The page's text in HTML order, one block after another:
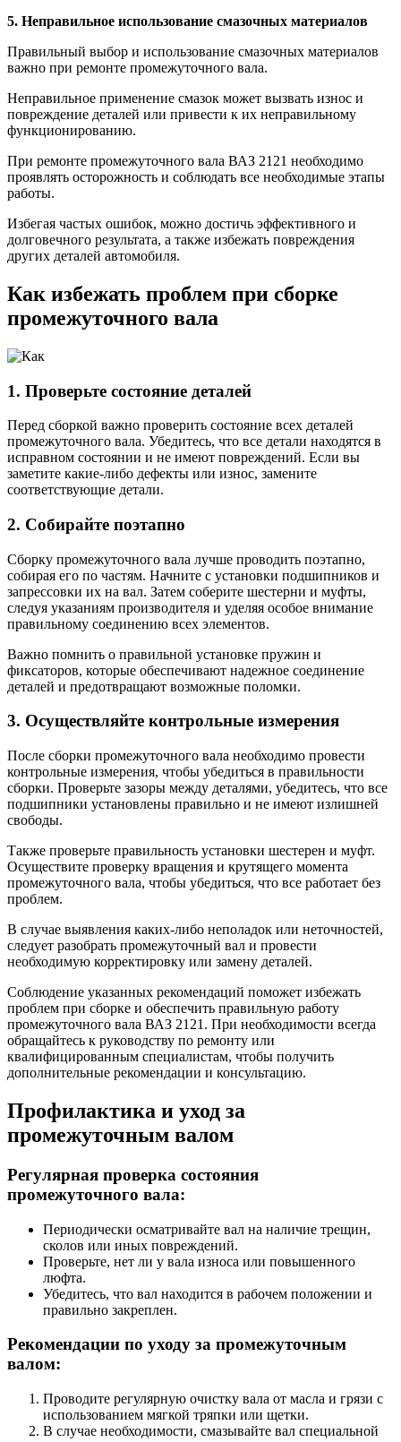
5. Неправильное использование смазочных материалов
Правильный выбор и использование смазочных материалов
важно при ремонте промежуточного вала.
Неправильное применение смазок может вызвать износ и
повреждение деталей или привести к их неправильному
функционированию.
При ремонте промежуточного вала ВАЗ 2121 необходимо
проявлять осторожность и соблюдать все необходимые этапы
работы.
Избегая частых ошибок, можно достичь эффективного и
долговечного результата, а также избежать повреждения
других деталей автомобиля.
Как избежать проблем при сборке
промежуточного вала
1. Проверьте состояние деталей
Перед сборкой важно проверить состояние всех деталей
промежуточного вала. Убедитесь, что все детали находятся в
исправном состоянии и не имеют повреждений. Если вы
заметите какие-либо дефекты или износ, замените
соответствующие детали.
2. Собирайте поэтапно
Сборку промежуточного вала лучше проводить поэтапно,
собирая его по частям. Начните с установки подшипников и
запрессовки их на вал. Затем соберите шестерни и муфты,
следуя указаниям производителя и уделяя особое внимание
правильному соединению всех элементов.
Важно помнить о правильной установке пружин и
фиксаторов, которые обеспечивают надежное соединение
деталей и предотвращают возможные поломки.
3. Осуществляйте контрольные измерения
После сборки промежуточного вала необходимо провести
контрольные измерения, чтобы убедиться в правильности
сборки. Проверьте зазоры между деталями, убедитесь, что все
подшипники установлены правильно и не имеют излишней
свободы.
Также проверьте правильность установки шестерен и муфт.
Осуществите проверку вращения и крутящего момента
промежуточного вала, чтобы убедиться, что все работает без
проблем.
В случае выявления каких-либо неполадок или неточностей,
следует разобрать промежуточный вал и провести
необходимую корректировку или замену деталей.
Соблюдение указанных рекомендаций поможет избежать
проблем при сборке и обеспечить правильную работу
промежуточного вала ВАЗ 2121. При необходимости всегда
обращайтесь к руководству по ремонту или
квалифицированным специалистам, чтобы получить
дополнительные рекомендации и консультацию.
Профилактика и уход за
промежуточным валом
Регулярная проверка состояния
промежуточного вала:
Периодически осматривайте вал на наличие трещин,
сколов или иных повреждений.
Проверьте, нет ли у вала износа или повышенного
люфта.
Убедитесь, что вал находится в рабочем положении и
правильно закреплен.
Рекомендации по уходу за промежуточным
валом:
Проводите регулярную очистку вала от масла и грязи с
использованием мягкой тряпки или щетки.
В случае необходимости, смазывайте вал специальной